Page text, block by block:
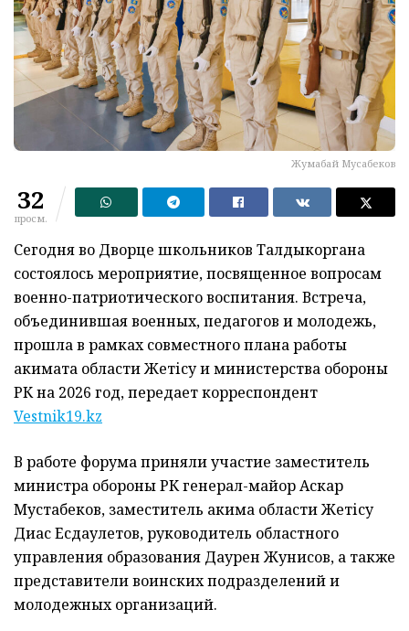
Жумабай Мусабеков
32
просм.
Сегодня во Дворце школьников Талдыкоргана
состоялось мероприятие, посвященное вопросам
военно-патриотического воспитания. Встреча,
объединившая военных, педагогов и молодежь,
прошла в рамках совместного плана работы
акимата области Жетісу и министерства обороны
РК на 2026 год, передает корреспондент
Vestnik19.kz
В работе форума приняли участие заместитель
министра обороны РК генерал-майор Аскар
Мустабеков, заместитель акима области Жетісу
Диас Есдаулетов, руководитель областного
управления образования Даурен Жунисов, а также
представители воинских подразделений и
молодежных организаций.